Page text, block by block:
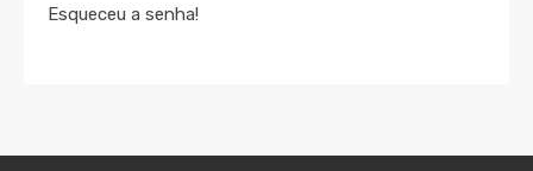
Esqueceu a senha!